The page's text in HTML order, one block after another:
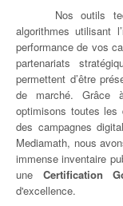
Nos outils
algorithmes utilisant l’
performance de vos
partenariats
permettent d’être
de marché. Grâce
optimisons toutes les
des campagnes
Mediamath, nous
immense inventaire
une Certification
d'excellence.